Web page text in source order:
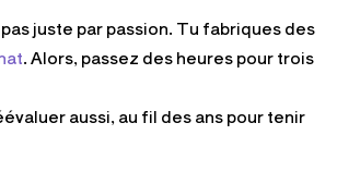
juste par passion. Tu fabriques des
. Alors, passez des heures pour trois
aussi, au fil des ans pour tenir